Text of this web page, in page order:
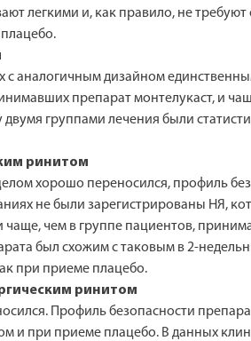
легкими и, как правило, не
с аналогичным дизайном
препарат монтелукаст, и
группами лечения были
ринитом
хорошо переносился, профиль
не были зарегистрированы НЯ,
чем в группе пациентов,
был схожим с таковым в 2-
при приеме плацебо.
ринитом
Профиль безопасности
при приеме плацебо. В данных